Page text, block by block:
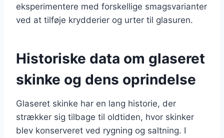
eksperimentere med forskellige smagsvarianter
ved at tilføje krydderier og urter til glasuren.
Historiske data om glaseret
skinke og dens oprindelse
Glaseret skinke har en lang historie, der
strækker sig tilbage til oldtiden, hvor skinker
blev konserveret ved rygning og saltning. I